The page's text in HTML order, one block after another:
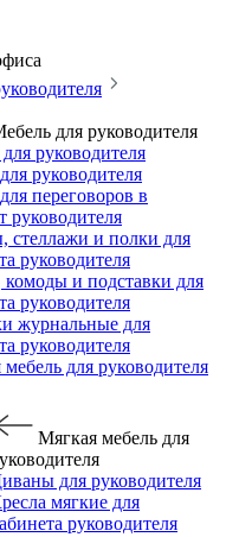
для руководителя
руководителя
руководителя
переговоров в
руководителя
и полки для
руководителя
и подставки для
руководителя
журнальные для
руководителя
для руководителя
Мягкая мебель для
для руководителя
мягкие для
руководителя